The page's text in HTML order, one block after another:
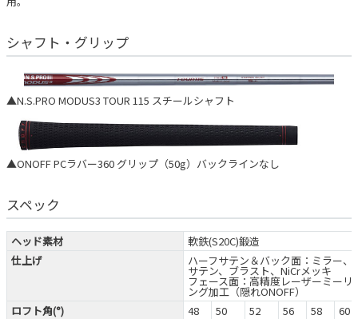
シャフト・グリップ
▲N.S.PRO MODUS3 TOUR 115 スチールシャフト
▲ONOFF PCラバー360 グリップ（50g）バックラインなし
スペック
ヘッド素材
軟鉄(S20C)鍛造
仕上げ
ハーフサテン＆バック面：ミラー、
サテン、ブラスト、NiCrメッキ
フェース面：高精度レーザーミーリ
ング加工（隠れONOFF）
ロフト角(°)
48 50 52 56 58
60